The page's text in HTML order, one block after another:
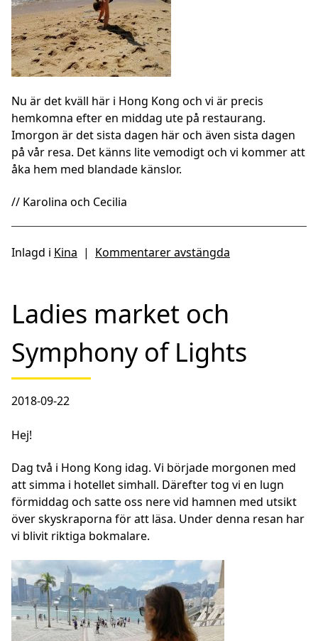
Nu är det kväll här i Hong Kong och vi är precis
hemkomna efter en middag ute på restaurang.
Imorgon är det sista dagen här och även sista dagen
på vår resa. Det känns lite vemodigt och vi kommer att
åka hem med blandade känslor.
// Karolina och Cecilia
Inlagd i Kina | Kommentarer avstängda
Ladies market och
Symphony of Lights
2018-09-22
Hej!
Dag två i Hong Kong idag. Vi började morgonen med
att simma i hotellet simhall. Därefter tog vi en lugn
förmiddag och satte oss nere vid hamnen med utsikt
över skyskraporna för att läsa. Under denna resan har
vi blivit riktiga bokmalare.